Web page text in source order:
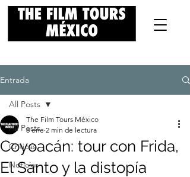
Entrada
All Posts
Críticas
Noticias
All Posts
Coyoacán: tour con Frida,
El Santo y la distopía
The Film Tours México
8 ene 2 min de lectura